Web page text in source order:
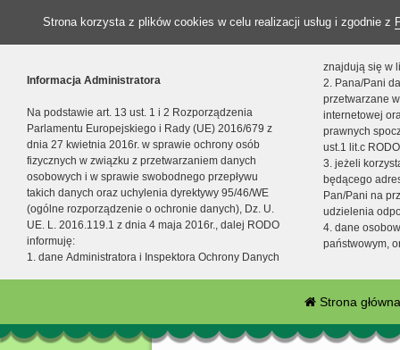
Strona korzysta z plików cookies w celu realizacji usług i zgodnie z
Informacja Administratora
Na podstawie art. 13 ust. 1 i 2 Rozporządzenia
Parlamentu Europejskiego i Rady (UE) 2016/679 z
dnia 27 kwietnia 2016r. w sprawie ochrony osób
fizycznych w związku z przetwarzaniem danych
osobowych i w sprawie swobodnego przepływu
takich danych oraz uchylenia dyrektywy 95/46/WE
(ogólne rozporządzenie o ochronie danych), Dz. U.
UE. L. 2016.119.1 z dnia 4 maja 2016r., dalej RODO
informuję:
1. dane Administratora i Inspektora Ochrony Danych
znajdują się w
2. Pana/Pani
przetwarzane
internetowej
prawnych
ust.1 lit.c
3. jeżeli
będącego
Pan/Pani na
udzielenia
4. dane
państwowym,
Strona główna